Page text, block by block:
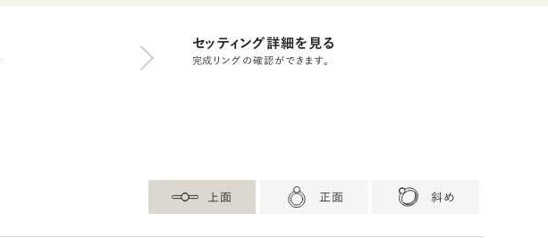
セッティング詳細を見る
完成リングの確認ができます。
上面 正面 斜め